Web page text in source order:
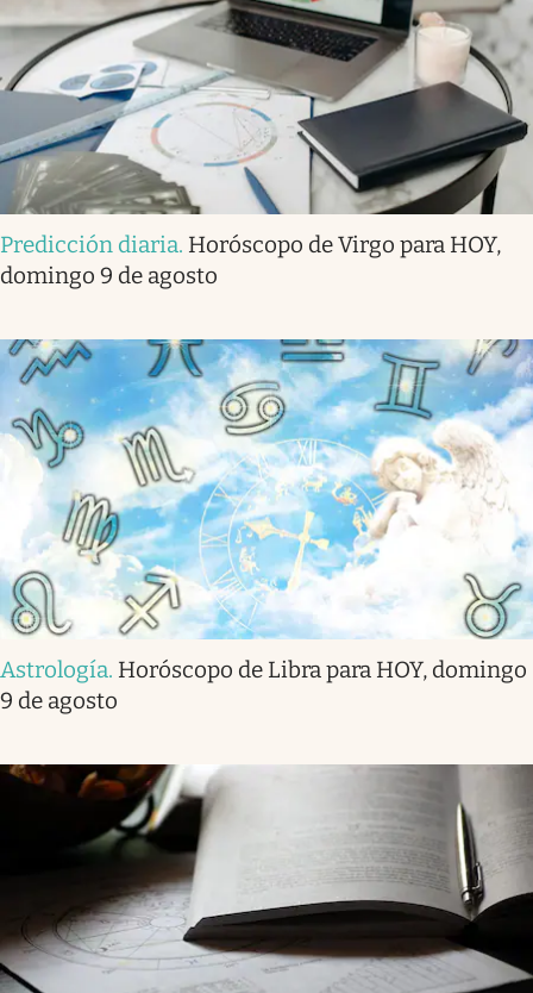
Predicción diaria. Horóscopo de Virgo para HOY,
domingo 9 de agosto
Astrología. Horóscopo de Libra para HOY, domingo
9 de agosto